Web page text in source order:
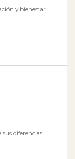
y bienestar
diferencias